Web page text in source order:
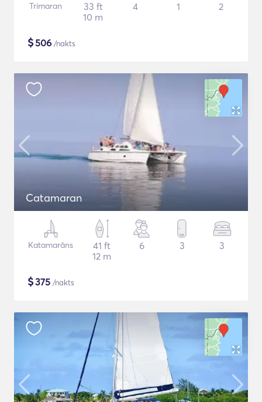
Trimaran
33 ft
10 m
4 1 2
$506 /nakts
Catamaran
Katamarāns
41 ft
12 m
6 3 3
$375 /nakts